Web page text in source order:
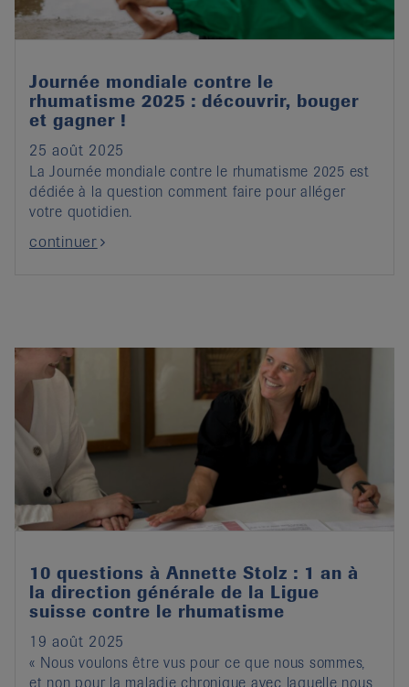
Journée mondiale contre le
rhumatisme 2025 : découvrir, bouger
et gagner !
25 août 2025
La Journée mondiale contre le rhumatisme 2025 est
dédiée à la question comment faire pour alléger
votre quotidien.
continuer
10 questions à Annette Stolz : 1 an à
la direction générale de la Ligue
suisse contre le rhumatisme
19 août 2025
« Nous voulons être vus pour ce que nous sommes,
et non pour la maladie chronique avec laquelle nous